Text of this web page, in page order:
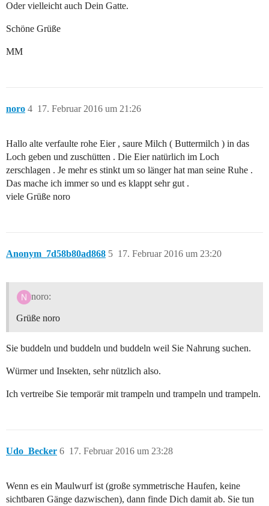
Oder vielleicht auch Dein Gatte.
Schöne Grüße
MM
noro 17. Februar 2016 um 21:26
4
Hallo alte verfaulte rohe Eier , saure Milch ( Buttermilch ) in das
Loch geben und zuschütten . Die Eier natürlich im Loch
zerschlagen . Je mehr es stinkt um so länger hat man seine Ruhe .
Das mache ich immer so und es klappt sehr gut .
viele Grüße noro
Anonym_7d58b80ad868 17. Februar 2016 um 23:20
5
noro:
Grüße noro
Sie buddeln und buddeln und buddeln weil Sie Nahrung suchen.
Würmer und Insekten, sehr nützlich also.
Ich vertreibe Sie temporär mit trampeln und trampeln und trampeln.
Udo_Becker 17. Februar 2016 um 23:28
6
Wenn es ein Maulwurf ist (große symmetrische Haufen, keine
sichtbaren Gänge dazwischen), dann finde Dich damit ab. Sie tun